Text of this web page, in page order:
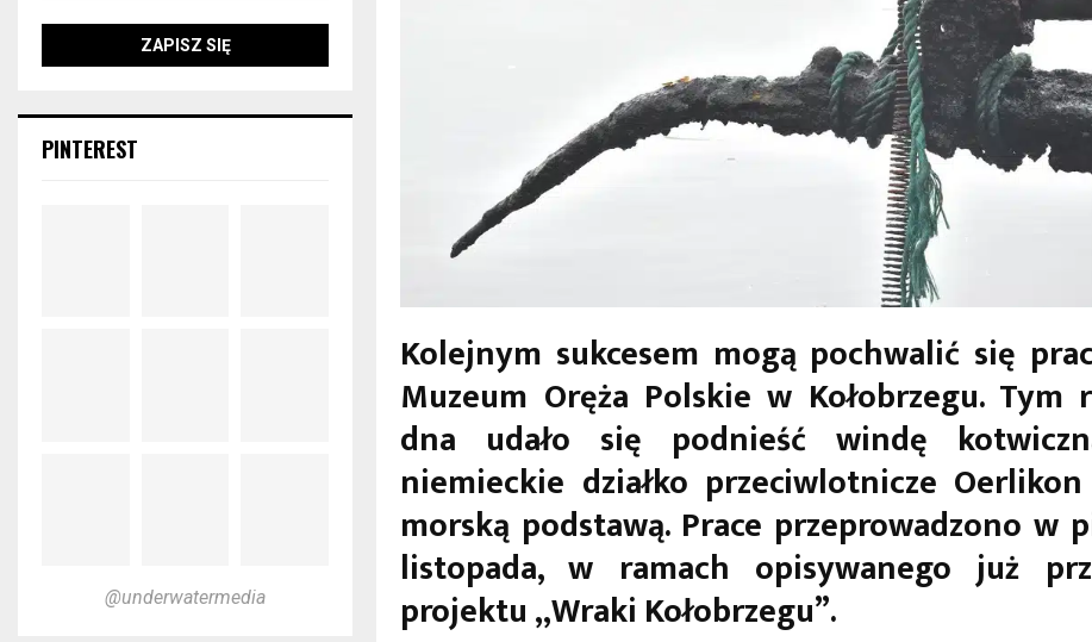
Kolejnym sukcesem mogą pochwalić się
Muzeum Oręża Polskie w Kołobrzegu. Tym
dna udało się podnieść windę
niemieckie działko przeciwlotnicze
morską podstawą. Prace przeprowadzono w
listopada, w ramach opisywanego już
projektu „Wraki Kołobrzegu”.
PINTEREST
@underwatermedia